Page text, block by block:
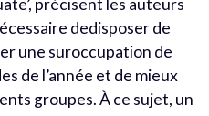
dedisposer de
une suroccupation de
de l’année et de mieux
groupes. À ce sujet, un